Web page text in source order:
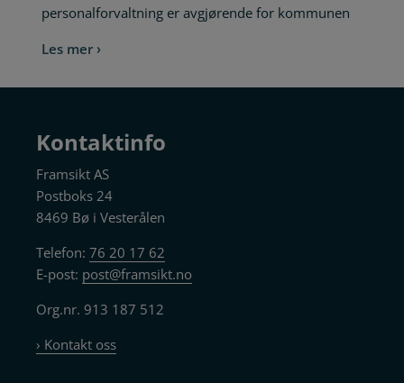
personalforvaltning er avgjørende for kommunen
Les mer ›
Kontaktinfo
Framsikt AS
Postboks 24
8469 Bø i Vesterålen
Telefon:76 20 17 62
E-post: post@framsikt.no
Org.nr. 913 187 512
› Kontakt oss